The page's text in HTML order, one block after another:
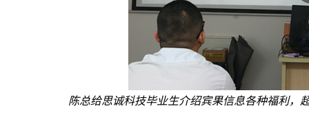
陈总给思诚科技毕业生介绍宾果信息各种福利，